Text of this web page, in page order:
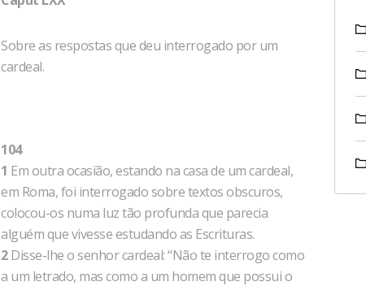
Sobre as respostas que deu interrogado por um
cardeal.
104
1 Em outra ocasião, estando na casa de um cardeal,
em Roma, foi interrogado sobre textos obscuros,
colocou-os numa luz tão profunda que parecia
alguém que vivesse estudando as Escrituras.
2Disse-lhe o senhor cardeal: “Não te interrogo como
a um letrado, mas como a um homem que possui o